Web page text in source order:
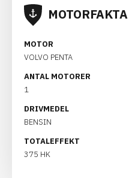
MOTORFAKTA
MOTOR
VOLVO PENTA
ANTAL MOTORER
1
DRIVMEDEL
BENSIN
TOTALEFFEKT
375 HK